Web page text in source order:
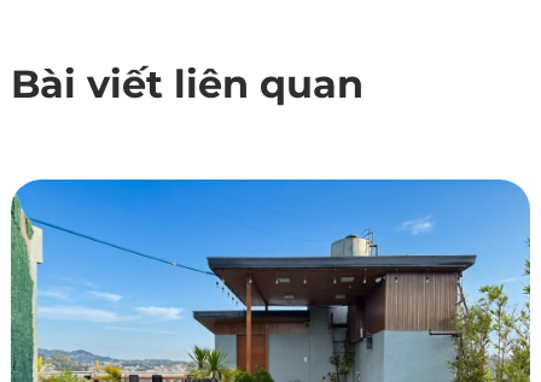
Bài viết liên quan